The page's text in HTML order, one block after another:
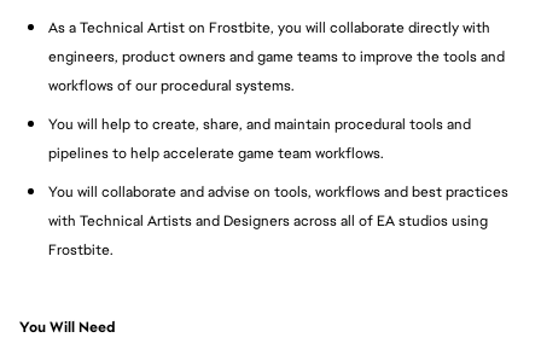
As a Technical Artist on Frostbite, you will collaborate directly with
engineers, product owners and game teams to improve the tools and
workflows of our procedural systems.
You will help to create, share, and maintain procedural tools and
pipelines to help accelerate game team workflows.
You will collaborate and advise on tools, workflows and best practices
with Technical Artists and Designers across all of EA studios using
Frostbite.
You Will Need